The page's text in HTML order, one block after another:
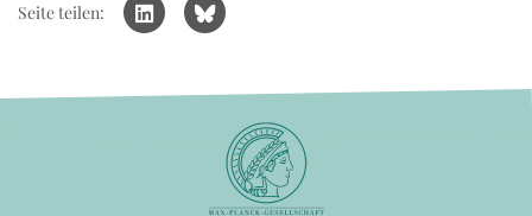
Seite teilen: